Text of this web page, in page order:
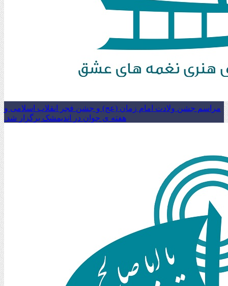
مراسم جشن ولادت امام زمان (عج) و جشن فجر انقلاب اسلامی و
هفته ی جوان در اندیمشک برگزار شد.